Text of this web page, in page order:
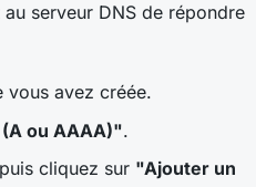
serveur DNS de répondre
vous avez créée.
ou AAAA)".
cliquez sur "Ajouter un